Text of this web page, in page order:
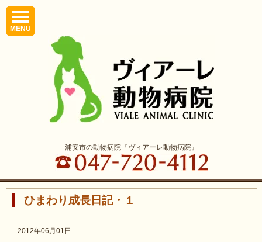
MENU
浦安市の動物病院『ヴィアーレ動物病院』
ひまわり成長日記・１
2012年06月01日